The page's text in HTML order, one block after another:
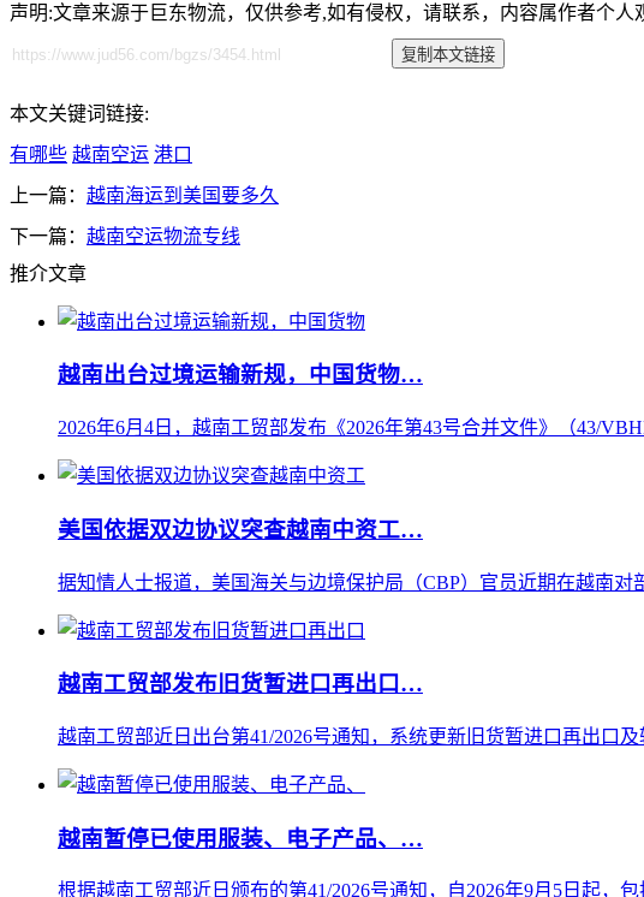
声明:文章来源于巨东物流，仅供参考,如有侵权，请联系，内容属作者个
本文关键词链接:
有哪些 越南空运 港口
上一篇： 越南海运到美国要多久
下一篇： 越南空运物流专线
推介文章
越南出台过境运输新规，中国货物…
2026年6月4日，越南工贸部发布《2026年第43号合并文件》（43/
美国依据双边协议突查越南中资工…
据知情人士报道，美国海关与边境保护局（CBP）官员近期在越南
越南工贸部发布旧货暂进口再出口…
越南工贸部近日出台第41/2026号通知，系统更新旧货暂进口再出口
越南暂停已使用服装、电子产品、…
根据越南工贸部近日颁布的第41/2026号通知，自2026年9月5日起，